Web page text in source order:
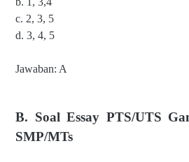
c. 2, 3, 5
d. 3, 4, 5
Jawaban: A
B. Soal Essay PTS/UTS
SMP/MTs